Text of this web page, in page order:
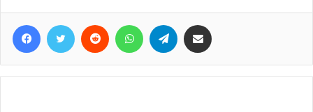
Facebook
Twitter Reddit WhatsAppTelegram